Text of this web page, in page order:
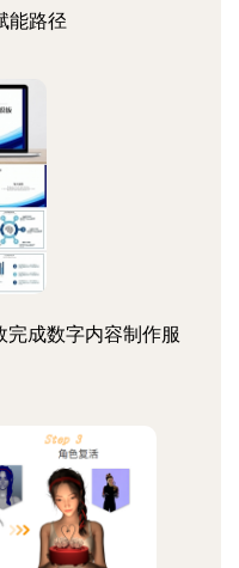
能路径
成数字内容制作服